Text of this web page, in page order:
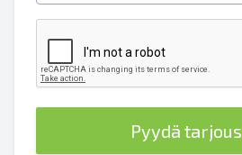
Pyydä tarjous